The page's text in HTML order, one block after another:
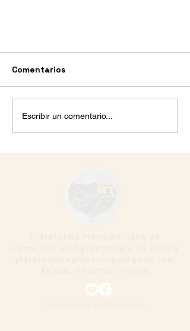
Comentarios
Escribir un comentario...